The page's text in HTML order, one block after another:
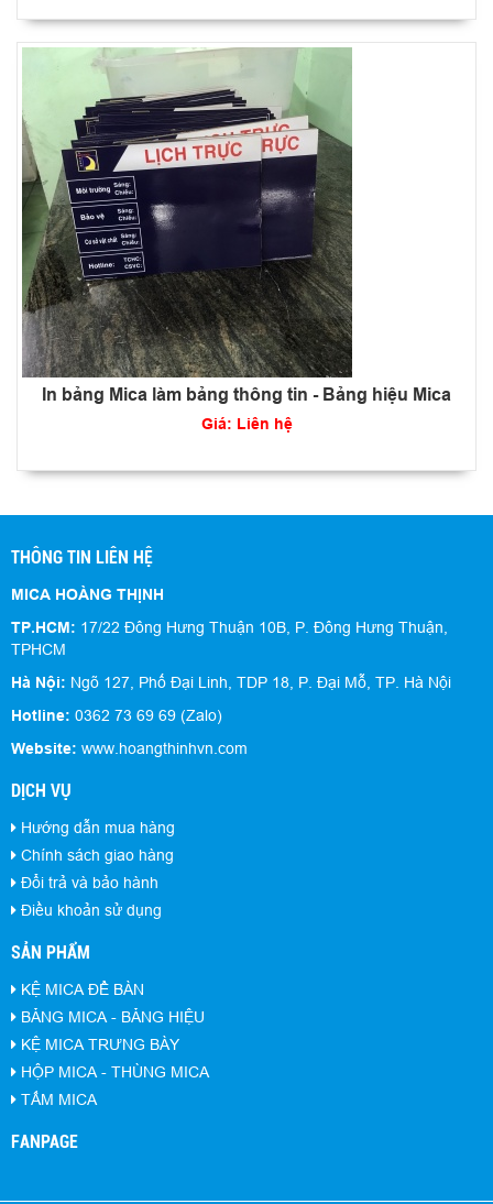
In bảng Mica làm bảng thông tin - Bảng hiệu Mica
Giá: Liên hệ
THÔNG TIN LIÊN HỆ
MICA HOÀNG THỊNH
TP.HCM: 17/22 Đông Hưng Thuận 10B, P. Đông Hưng Thuận,
TPHCM
Hà Nội: Ngõ 127, Phố Đại Linh, TDP 18, P. Đại Mỗ, TP. Hà Nội
Hotline: 0362 73 69 69 (Zalo)
Website: www.hoangthinhvn.com
DỊCH VỤ
Hướng dẫn mua hàng
Chính sách giao hàng
Đổi trả và bảo hành
Điều khoản sử dụng
SẢN PHẨM
KỆ MICA ĐỂ BÀN
BẢNG MICA - BẢNG HIỆU
KỆ MICA TRƯNG BÀY
HỘP MICA - THÙNG MICA
TẤM MICA
FANPAGE